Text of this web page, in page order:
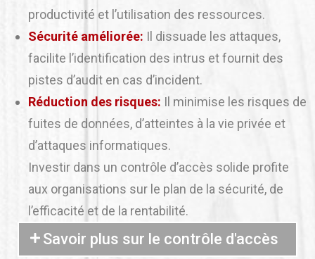
productivité et l’utilisation des ressources.
Sécurité améliorée: Il dissuade les attaques,
facilite l’identification des intrus et fournit des
pistes d’audit en cas d’incident.
Réduction des risques: Il minimise les risques de
fuites de données, d’atteintes à la vie privée et
d’attaques informatiques.
Investir dans un contrôle d’accès solide profite
aux organisations sur le plan de la sécurité, de
l’efficacité et de la rentabilité.
Savoir plus sur le contrôle d'accès